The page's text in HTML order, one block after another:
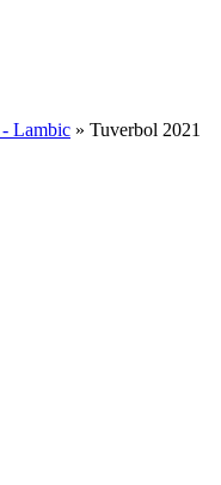
Lambic » Tuverbol 2021